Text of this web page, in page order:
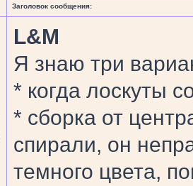
Заголовок сообщения:
L&M
Я знаю три
* когда лоскуты
* сборка от
спирали, он
темного цвета,